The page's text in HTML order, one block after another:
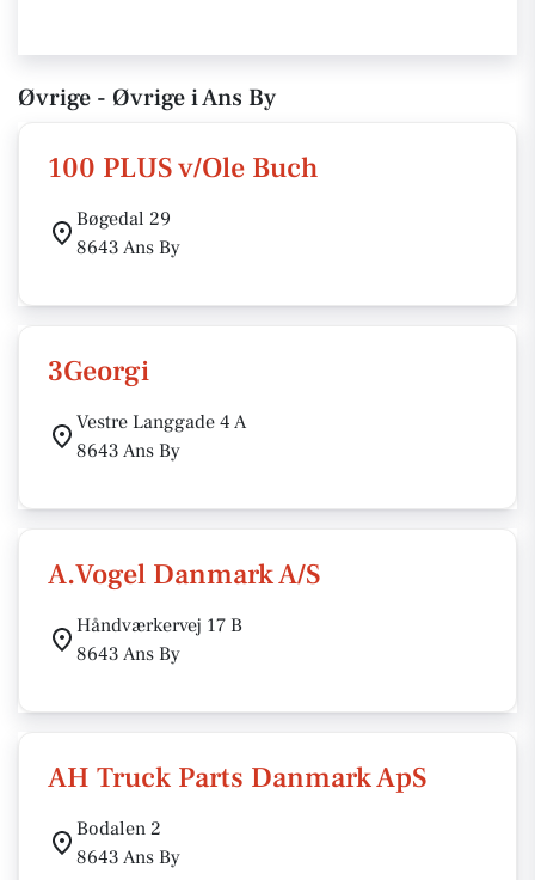
Øvrige - Øvrige i Ans By
100 PLUS v/Ole Buch
Bøgedal 29
8643 Ans By
3Georgi
Vestre Langgade 4 A
8643 Ans By
A.Vogel Danmark A/S
Håndværkervej 17 B
8643 Ans By
AH Truck Parts Danmark ApS
Bodalen 2
8643 Ans By